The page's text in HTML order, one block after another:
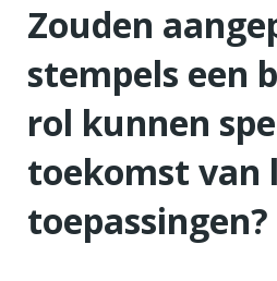
Zouden
stempels een
rol kunnen
toekomst van
toepassingen?